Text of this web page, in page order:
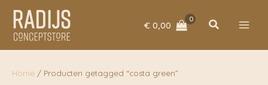
naar
inhoud
€ 0,00 Zoeken
Home / Producten getagged “costa green”